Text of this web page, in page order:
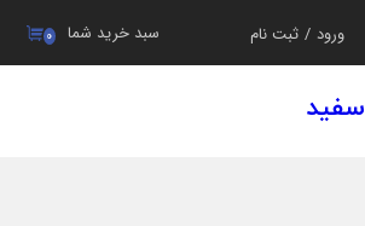
۰ سبد خرید شما ورود / ثبت نام